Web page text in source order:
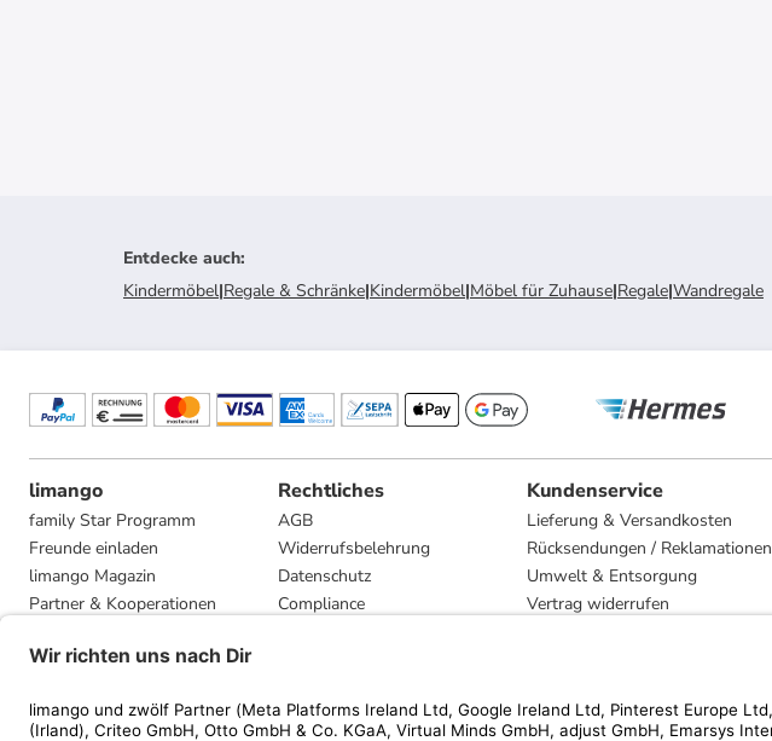
Entdecke auch:
Kindermöbel|Regale & Schränke|Kindermöbel|Möbel für Zuhause|Regale|Wandregale
limango
family Star Programm
Freunde einladen
limango Magazin
Partner & Kooperationen
Presse
Rechtliches
AGB
Widerrufsbelehrung
Datenschutz
Compliance
Kundenservice
Lieferung & Versandkosten
Rücksendungen / Reklamationen
Umwelt & Entsorgung
Vertrag widerrufen